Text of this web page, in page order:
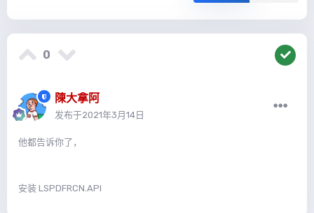
0
陳大拿阿
发布于2021年3月14日
他都告诉你了，
安装 LSPDFRCN.API